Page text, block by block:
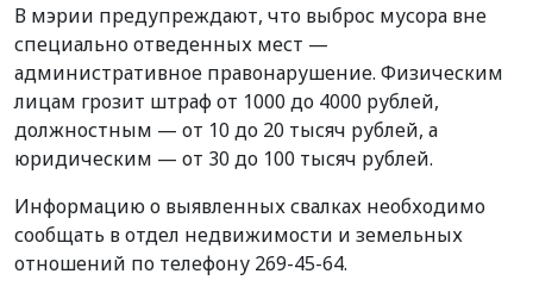
В мэрии предупреждают, что выброс мусора вне
специально отведенных мест —
административное правонарушение. Физическим
лицам грозит штраф от 1000 до 4000 рублей,
должностным — от 10 до 20 тысяч рублей, а
юридическим — от 30 до 100 тысяч рублей.
Информацию о выявленных свалках необходимо
сообщать в отдел недвижимости и земельных
отношений по телефону 269-45-64.